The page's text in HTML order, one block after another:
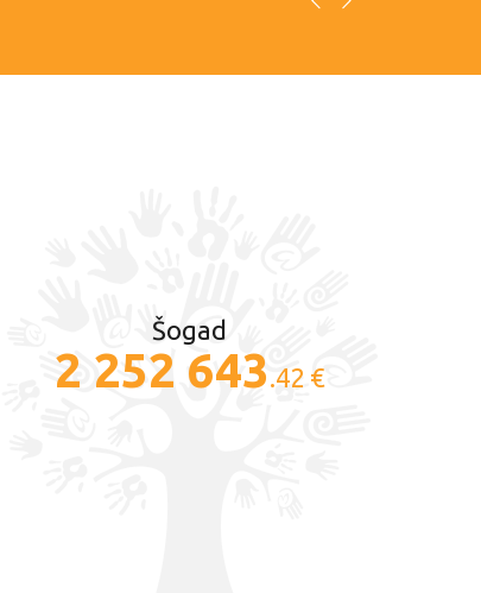
Šogad
2 252 643.42 €